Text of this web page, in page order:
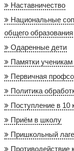
Наставничество
Национальные
общего образования
Одаренные дети
Памятки
Первичная
Политика
Поступление в 10
Приём в школу
Пришкольный
Противодействие